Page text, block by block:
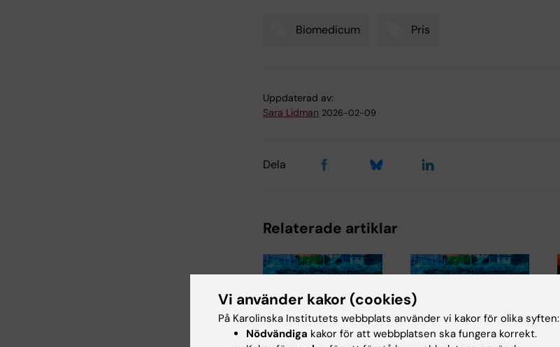
Biomedicum Pris
Uppdaterad av:
Sara Lidman 2026-02-09
Dela
Relaterade artiklar
Vi använder kakor (cookies)
På Karolinska Institutets webbplats använder vi kakor för olika syften:
Nödvändiga kakor för att webbplatsen ska fungera korrekt.